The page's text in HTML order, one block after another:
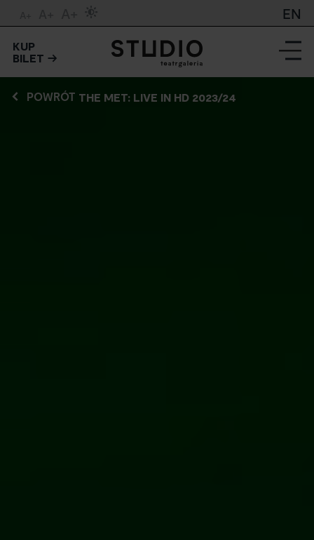
EN
KUP
BILET
THE MET: LIVE IN HD 2023/24
POWRÓT